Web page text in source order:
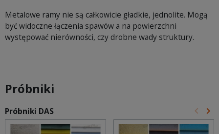
Metalowe ramy nie są całkowicie gładkie, jednolite. Mogą
być widoczne łączenia spawów a na powierzchni
występować nierówności, czy drobne wady struktury.
Próbniki
Próbniki DAS keyboard_arrow_left keyboard_arrow_right